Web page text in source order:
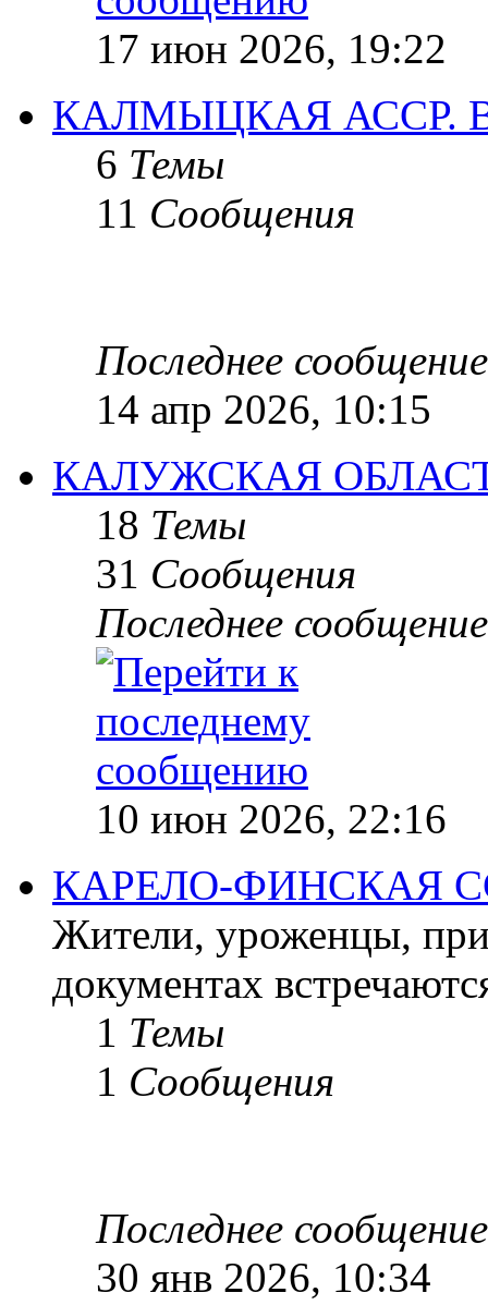
17 июн 2026, 19:22
КАЛМЫЦКАЯ АССР.
6 Темы
11 Сообщения
Последнее сообщение
14 апр 2026, 10:15
КАЛУЖСКАЯ
18 Темы
31 Сообщения
Последнее сообщение
10 июн 2026, 22:16
КАРЕЛО-ФИНСКАЯ
Жители, уроженцы,
документах
1 Темы
1 Сообщения
Последнее сообщение
30 янв 2026, 10:34